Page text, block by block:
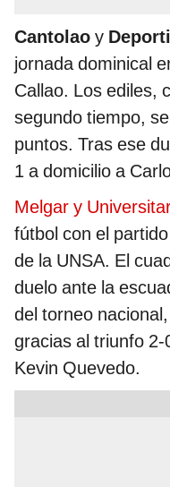
Cantolao y
jornada dominical
Callao. Los ediles,
segundo tiempo,
puntos. Tras ese
1 a domicilio a
Melgar y
fútbol con el
de la UNSA. El
duelo ante la
del torneo
gracias al triunfo
Kevin Quevedo.